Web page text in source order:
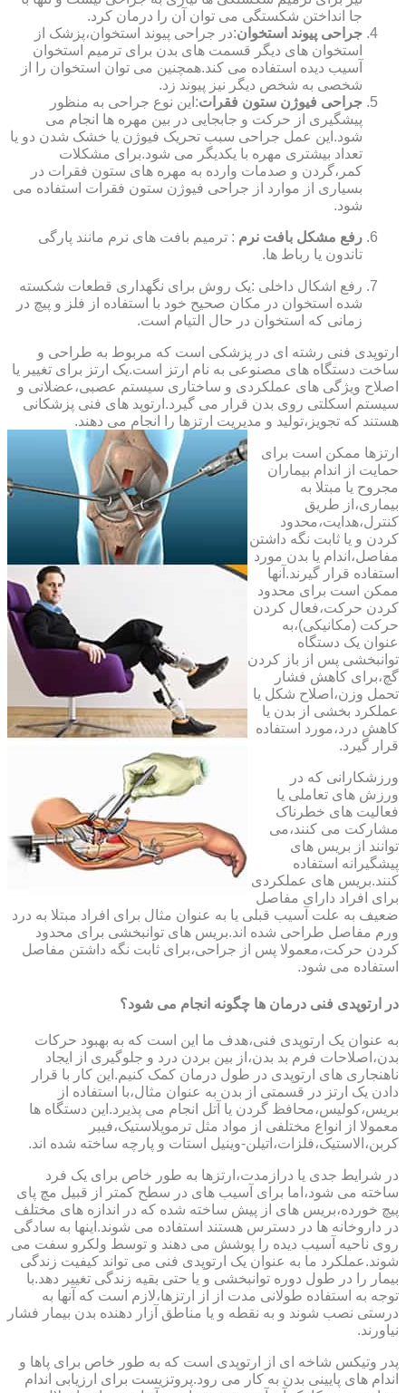
جا انداختن شکستگی می توان آن را درمان کرد.
جراحی پیوند استخوان:در جراحی پیوند استخوان،پزشک از
استخوان های دیگر قسمت های بدن برای ترمیم استخوان
آسیب دیده استفاده می کند.همچنین می توان استخوان را از
شخصی به شخص دیگر نیز پیوند زد.
جراحی فیوژن ستون فقرات:این نوع جراحی به منظور
پیشگیری از حرکت و جابجایی در بین مهره ها انجام می
شود.این عمل جراحی سبب تحریک فیوژن یا خشک شدن دو یا
تعداد بیشتری مهره با یکدیگر می شود.برای مشکلات
کمر،گردن و صدمات وارده به مهره های ستون فقرات در
بسیاری از موارد از جراحی فیوژن ستون فقرات استفاده می
شود.
رفع مشکل بافت نرم : ترمیم بافت های نرم مانند پارگی
تاندون یا رباط ها.
رفع اشکال داخلی :یک روش برای نگهداری قطعات شکسته
شده استخوان در مکان صحیح خود با استفاده از فلز و پیچ در
زمانی که استخوان در حال التیام است.
ارتوپدی فنی رشته ای در پزشکی است که مربوط به طراحی و
ساخت دستگاه های مصنوعی به نام ارتز است.یک ارتز برای تغییر یا
اصلاح ویژگی های عملکردی و ساختاری سیستم عصبی،عضلانی و
سیستم اسکلتی روی بدن قرار می گیرد.ارتوپد های فنی پزشکانی
هستند که تجویز،تولید و مدیریت ارتزها را انجام می دهند.
ارتزها ممکن است برای
حمایت از اندام بیماران
مجروح یا مبتلا به
بیماری،از طریق
کنترل،هدایت،محدود
کردن و یا ثابت نگه داشتن
مفاصل،اندام یا بدن مورد
استفاده قرار گیرند.آنها
ممکن است برای محدود
کردن حرکت،فعال کردن
حرکت (مکانیکی)،به
عنوان یک دستگاه
توانبخشی پس از باز کردن
گچ،برای کاهش فشار
تحمل وزن،اصلاح شکل یا
عملکرد بخشی از بدن یا
کاهش درد،مورد استفاده
قرار گیرد.
ورزشکارانی که در
ورزش های تعاملی یا
فعالیت های خطرناک
مشارکت می کنند،می
توانند از بریس های
پیشگیرانه استفاده
کنند.بریس های عملکردی
برای افراد دارای مفاصل
ضعیف به علت آسیب قبلی یا به عنوان مثال برای افراد مبتلا به درد
ورم مفاصل طراحی شده اند.بریس های توانبخشی برای محدود
کردن حرکت،معمولا پس از جراحی،برای ثابت نگه داشتن مفاصل
استفاده می شود.
در ارتوپدی فنی درمان ها چگونه انجام می شود؟
به عنوان یک ارتوپدی فنی،هدف ما این است که به بهبود حرکات
بدن،اصلاحات فرم بد بدن،از بین بردن درد و جلوگیری از ایجاد
ناهنجاری های ارتوپدی در طول درمان کمک کنیم.این کار با قرار
دادن یک ارتز در قسمتی از بدن به عنوان مثال،با استفاده از
بریس،کولیس،محافظ گردن یا آتل انجام می پذیرد.این دستگاه ها
معمولا از انواع مختلفی از مواد مثل ترموپلاستیک،فیبر
کربن،الاستیک،فلزات،اتیلن-وینیل استات و پارچه ساخته شده اند.
در شرایط جدی یا درازمدت،ارتزها به طور خاص برای یک فرد
ساخته می شود،اما برای آسیب های در سطح کمتر از قبیل مچ پای
پیچ خورده،بریس های از پیش ساخته شده که در اندازه های مختلف
در داروخانه ها در دسترس هستند استفاده می شوند.اینها به سادگی
روی ناحیه آسیب دیده را پوشش می دهند و توسط ولکرو سفت می
شوند.عملکرد ما به عنوان یک ارتوپدی فنی می تواند کیفیت زندگی
بیمار را در طول دوره توانبخشی و یا حتی بقیه زندگی تغییر دهد.با
توجه به استفاده طولانی مدت از از ارتزها،لازم است که آنها به
درستی نصب شوند و به نقطه و یا مناطق آزار دهنده بدن بیمار فشار
نیاورند.
پدر وتیکس شاخه ای از ارتوپدی است که به طور خاص برای پاها و
اندام های پایینی بدن به کار می رود.پروتزیست برای ارزیابی اندام